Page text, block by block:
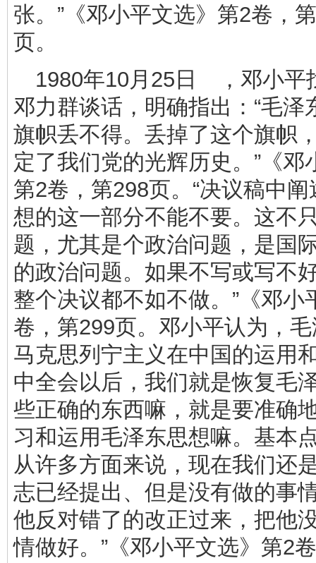
张。”《邓小平文选》第2卷，
页。
1980年10月25日 ，邓小平
邓力群谈话，明确指出：“毛泽
旗帜丢不得。丢掉了这个旗帜
定了我们党的光辉历史。”《邓
第2卷，第298页。“决议稿中
想的这一部分不能不要。这不
题，尤其是个政治问题，是国
的政治问题。如果不写或写不
整个决议都不如不做。”《邓小
卷，第299页。邓小平认为，
马克思列宁主义在中国的运用
中全会以后，我们就是恢复毛
些正确的东西嘛，就是要准确
习和运用毛泽东思想嘛。基本
从许多方面来说，现在我们还
志已经提出、但是没有做的事
他反对错了的改正过来，把他
情做好。”《邓小平文选》第2